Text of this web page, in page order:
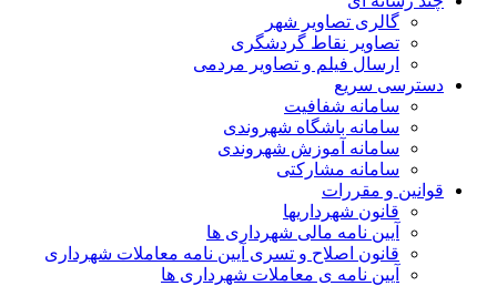
گالری تصاویر شهر
تصاویر نقاط گردشگری
ارسال فیلم و تصاویر مردمی
دسترسی سریع
سامانه شفافیت
سامانه باشگاه شهروندی
سامانه آموزش شهروندی
سامانه مشارکتی
قوانین و مقررات
قانون شهرداریها
آیین نامه مالی شهرداری ها
قانون اصلاح و تسری آیین نامه معاملات شهرداری
آیین نامه ی معاملات شهرداری ها